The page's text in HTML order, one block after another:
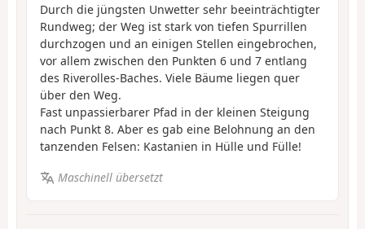
Durch die jüngsten Unwetter sehr beeinträchtigter
Rundweg; der Weg ist stark von tiefen Spurrillen
durchzogen und an einigen Stellen eingebrochen,
vor allem zwischen den Punkten 6 und 7 entlang
des Riverolles-Baches. Viele Bäume liegen quer
über den Weg.
Fast unpassierbarer Pfad in der kleinen Steigung
nach Punkt 8. Aber es gab eine Belohnung an den
tanzenden Felsen: Kastanien in Hülle und Fülle!
Maschinell übersetzt